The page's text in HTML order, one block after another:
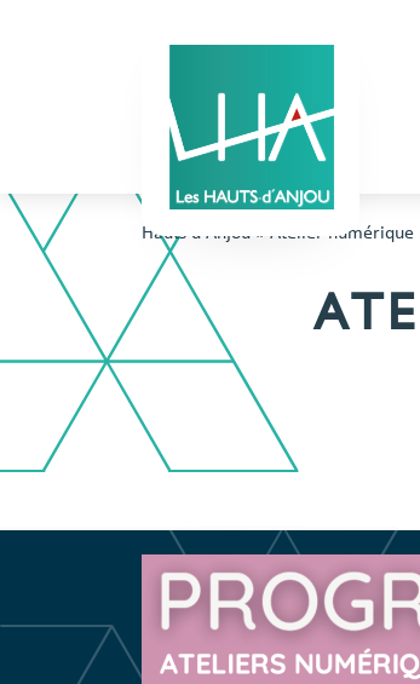
Hauts d'Anjou » Atelier numérique